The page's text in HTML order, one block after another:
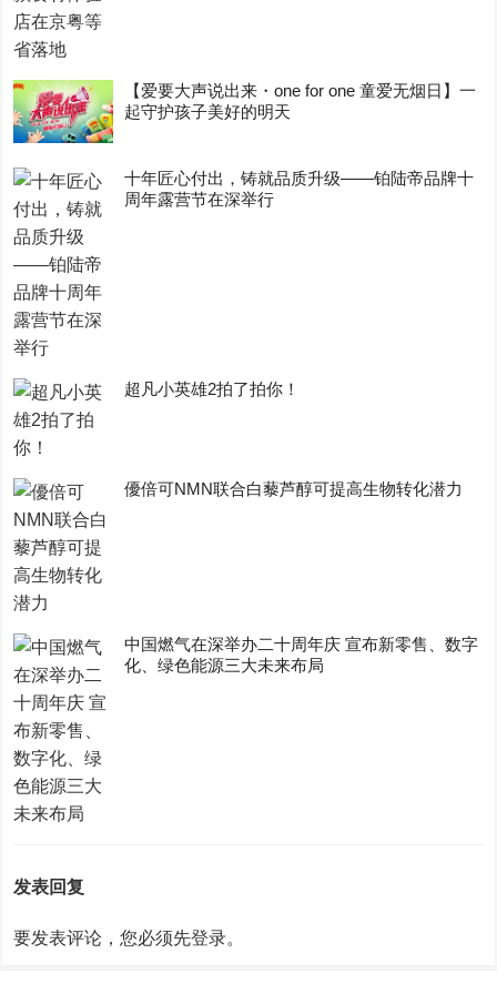
【爱要大声说出来・one for one 童爱无烟日】一
起守护孩子美好的明天
十年匠心付出，铸就品质升级——铂陆帝品牌十
周年露营节在深举行
超凡小英雄2拍了拍你！
優倍可NMN联合白藜芦醇可提高生物转化潜力
中国燃气在深举办二十周年庆 宣布新零售、数字
化、绿色能源三大未来布局
发表回复
要发表评论，您必须先登录。